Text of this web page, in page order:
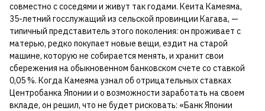
совместно с соседями и живут так годами. Кеита Камеяма,
35-летний госслужащий из сельской провинции Кагава, —
типичный представитель этого поколения: он проживает с
матерью, редко покупает новые вещи, ездит на старой
машине, которую не собирается менять, и хранит свои
сбережения на обыкновенном банковском счете со ставкой
0,05 %. Когда Камеяма узнал об отрицательных ставках
Центробанка Японии и о возможности заработать на своем
вкладе, он решил, что не будет рисковать: «Банк Японии